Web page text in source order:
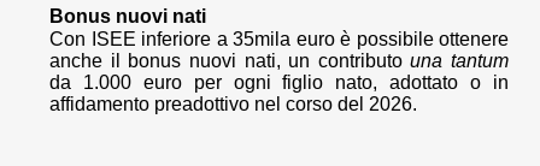
Bonus nuovi nati
Con ISEE inferiore a 35mila euro è possibile ottenere
anche il bonus nuovi nati, un contributouna tantum
da 1.000 euro per ogni figlio nato, adottato o in
affidamento preadottivo nel corso del 2026.